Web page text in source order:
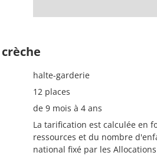
halte-garderie
12 places
de 9 mois à 4 ans
La tarification est calculée en
ressources et du nombre
national fixé par les